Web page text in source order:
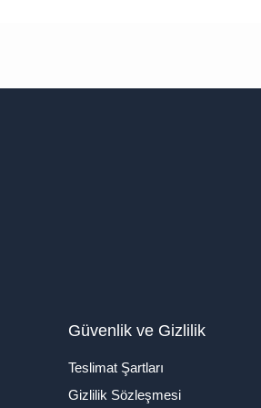
Güvenlik ve Gizlilik
Teslimat Şartları
Gizlilik Sözleşmesi